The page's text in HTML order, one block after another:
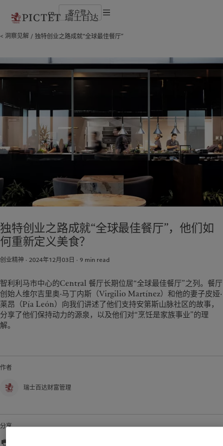
cn 客户登入
瑞士百达集团
奖项
加入我们
多元、平等和包容
瑞士百达罗夏蒙园区
金融中介
最新见解
负责任的愿景
负责任雇主
基金会欧洲
Deutschland
Spain
España
Italia|
Italy
Luxembourg (fr)|Luxembourg
Monaco (fr)
Switzerland|Suisse Schweiz
Svizzera
亚洲
China Offshore
香港特別行政區|
香港特别行政区
日本
Taiwan
|台灣
Singapore|新加坡
美洲
Bahamas
United States
中东
关于我们
瑞士百达集团合伙人
企业评级
加入我们
多元、平等和包容
服务对象
金融中介
洞察见解
市场洞察
市场深度解读
责任担当
环保管理
隐私声明
洞察见解 独特创业之路成就“全球最佳餐厅”
独特创业之路成就“全球最佳餐厅”，他们如
何重新定义美食？
创业精神 · 2024年12月03日 9 min read
智利利马市中心的Central 餐厅长期位居“全球最佳餐厅”之列。餐厅
创始人维尔吉里奥·马丁内斯（Virgilio Martínez）和他的妻子皮娅·
莱昂（Pía León）向我们讲述了他们支持安第斯山脉社区的故事，
分享了他们保持动力的源泉，以及他们对“烹饪是家族事业”的理
解。
作者
瑞士百达财富管理
分享